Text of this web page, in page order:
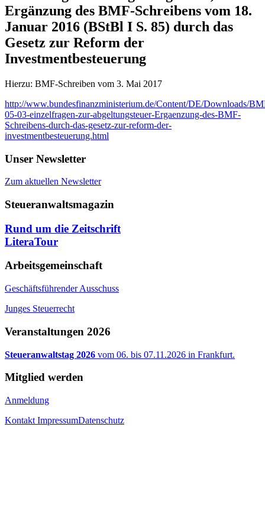
Ergänzung des BMF-Schreibens vom 18.
Januar 2016 (BStBl I S. 85) durch das
Gesetz zur Reform der
Investmentbesteuerung
Hierzu: BMF-Schreiben vom 3. Mai 2017
http://www.bundesfinanzministerium.de/Content/DE/Downloads/
05-03-einzelfragen-zur-abgeltungsteuer-Ergaenzung-des-BMF-
Schreibens-durch-das-gesetz-zur-reform-der-
investmentbesteuerung.html
Unser Newsletter
Zum aktuellen Newsletter
Steueranwaltsmagazin
Rund um die Zeitschrift
LiteraTour
Arbeitsgemeinschaft
Geschäftsführender Ausschuss
Junges Steuerrecht
Veranstaltungen 2026
Steueranwaltstag 2026 vom 06. bis 07.11.2026 in Frankfurt.
Mitglied werden
Anmeldung
Kontakt ImpressumDatenschutz